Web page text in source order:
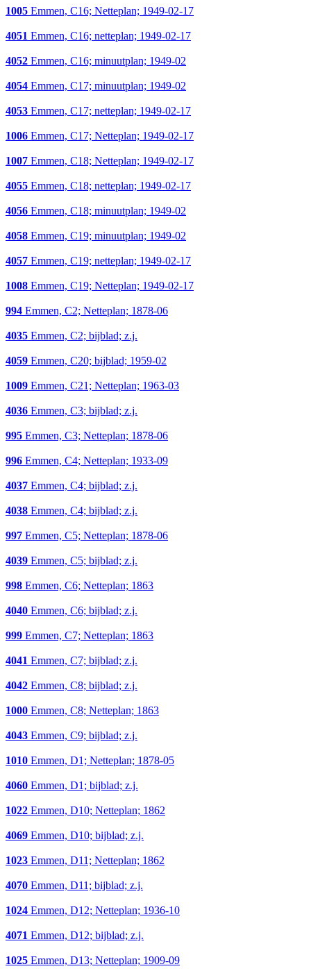
1005 Emmen, C16; Netteplan; 1949-02-17
4051 Emmen, C16; netteplan; 1949-02-17
4052 Emmen, C16; minuutplan; 1949-02
4054 Emmen, C17; minuutplan; 1949-02
4053 Emmen, C17; netteplan; 1949-02-17
1006 Emmen, C17; Netteplan; 1949-02-17
1007 Emmen, C18; Netteplan; 1949-02-17
4055 Emmen, C18; netteplan; 1949-02-17
4056 Emmen, C18; minuutplan; 1949-02
4058 Emmen, C19; minuutplan; 1949-02
4057 Emmen, C19; netteplan; 1949-02-17
1008 Emmen, C19; Netteplan; 1949-02-17
994 Emmen, C2; Netteplan; 1878-06
4035 Emmen, C2; bijblad; z.j.
4059 Emmen, C20; bijblad; 1959-02
1009 Emmen, C21; Netteplan; 1963-03
4036 Emmen, C3; bijblad; z.j.
995 Emmen, C3; Netteplan; 1878-06
996 Emmen, C4; Netteplan; 1933-09
4037 Emmen, C4; bijblad; z.j.
4038 Emmen, C4; bijblad; z.j.
997 Emmen, C5; Netteplan; 1878-06
4039 Emmen, C5; bijblad; z.j.
998 Emmen, C6; Netteplan; 1863
4040 Emmen, C6; bijblad; z.j.
999 Emmen, C7; Netteplan; 1863
4041 Emmen, C7; bijblad; z.j.
4042 Emmen, C8; bijblad; z.j.
1000 Emmen, C8; Netteplan; 1863
4043 Emmen, C9; bijblad; z.j.
1010 Emmen, D1; Netteplan; 1878-05
4060 Emmen, D1; bijblad; z.j.
1022 Emmen, D10; Netteplan; 1862
4069 Emmen, D10; bijblad; z.j.
1023 Emmen, D11; Netteplan; 1862
4070 Emmen, D11; bijblad; z.j.
1024 Emmen, D12; Netteplan; 1936-10
4071 Emmen, D12; bijblad; z.j.
1025 Emmen, D13; Netteplan; 1909-09